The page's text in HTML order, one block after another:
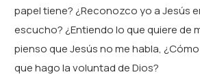
papel tiene? ¿Reconozco yo a Jesús
escucho? ¿Entiendo lo que quiere de
pienso que Jesús no me habla,
que hago la voluntad de Dios?